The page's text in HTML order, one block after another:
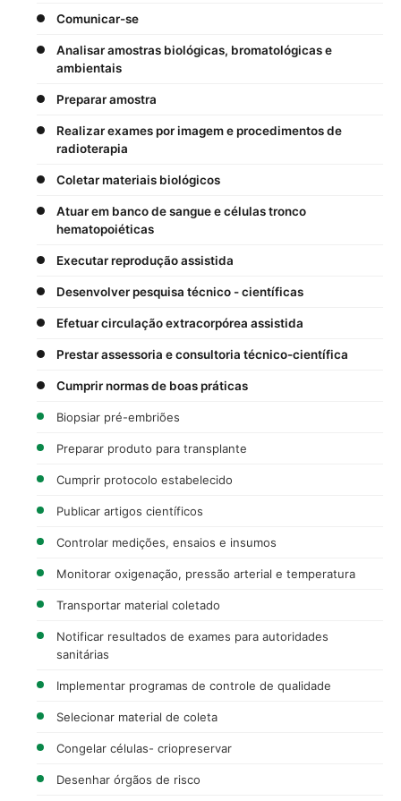
Comunicar-se
Analisar amostras biológicas, bromatológicas e
ambientais
Preparar amostra
Realizar exames por imagem e procedimentos de
radioterapia
Coletar materiais biológicos
Atuar em banco de sangue e células tronco
hematopoiéticas
Executar reprodução assistida
Desenvolver pesquisa técnico - científicas
Efetuar circulação extracorpórea assistida
Prestar assessoria e consultoria técnico-científica
Cumprir normas de boas práticas
Biopsiar pré-embriões
Preparar produto para transplante
Cumprir protocolo estabelecido
Publicar artigos científicos
Controlar medições, ensaios e insumos
Monitorar oxigenação, pressão arterial e temperatura
Transportar material coletado
Notificar resultados de exames para autoridades
sanitárias
Implementar programas de controle de qualidade
Selecionar material de coleta
Congelar células- criopreservar
Desenhar órgãos de risco